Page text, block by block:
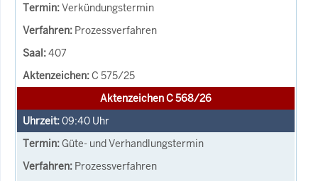
Verkündungstermin
Prozessverfahren
407
C 575/25
Aktenzeichen C 568/26
09:40 Uhr
Güte- und Verhandlungstermin
Prozessverfahren